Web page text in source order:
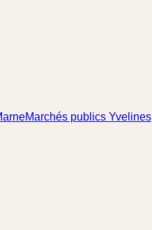
Marchés publics Yvelines